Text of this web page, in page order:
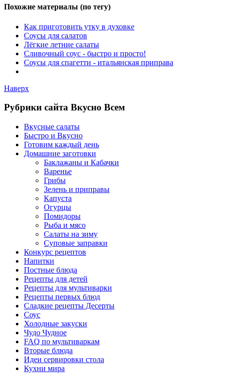
Похожие материалы (по тегу)
Как приготовить утку в духовке
Соусы для салатов
Лёгкие летние салаты
Сливочный соус - быстро и просто!
Соусы для спагетти - итальянская приправа
Наверх
Рубрики сайта Вкусно Всем
Вкусные салаты
Быстро и Вкусно
Готовим каждый день
Домашние заготовки
Баклажаны и Кабачки
Варенье
Грибы
Зелень и приправы
Капуста
Огурцы
Помидоры
Рыба и мясо
Салаты на зиму
Суповые заправки
Конкурс рецептов
Напитки
Постные блюда
Рецепты для детей
Рецепты для мультиварки
Рецепты первых блюд
Сладкие рецепты Десерты
Соус
Холодные закуски
Чудо Чудное
FAQ по мультиваркам
Вторые блюда
Идеи сервировки стола
Кухни мира